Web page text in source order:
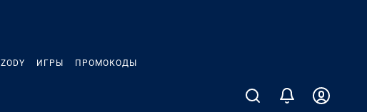
ZODY ИГРЫ ПРОМОКОДЫ